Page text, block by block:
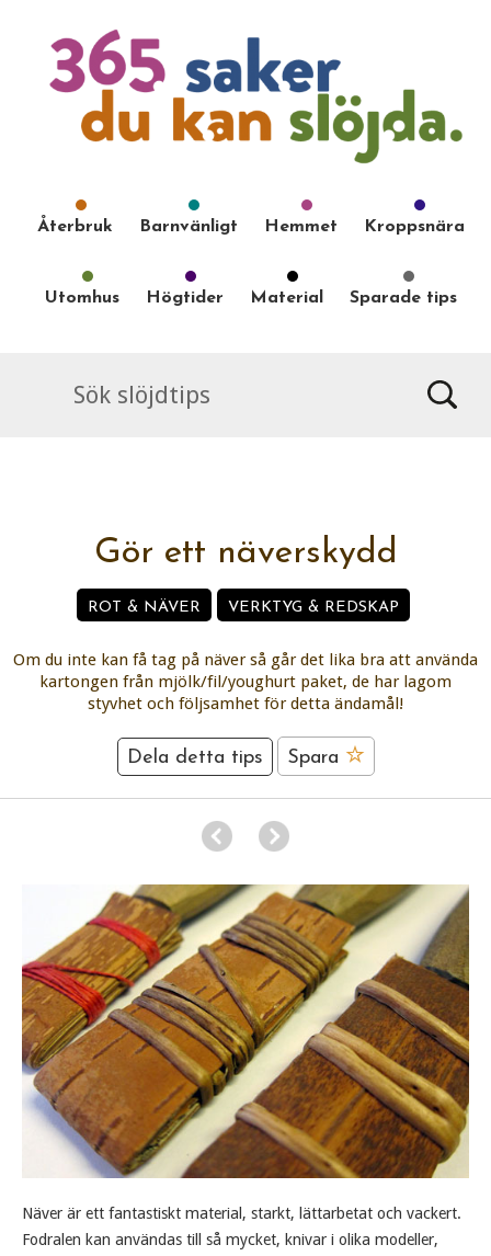
Återbruk Barnvänligt Hemmet Kroppsnära
Utomhus Högtider Material Sparade tips
Gör ett näverskydd
ROT & NÄVER VERKTYG & REDSKAP
Om du inte kan få tag på näver så går det lika bra att använda
kartongen från mjölk/fil/youghurt paket, de har lagom
styvhet och följsamhet för detta ändamål!
Dela detta tips Spara
Näver är ett fantastiskt material, starkt, lättarbetat och vackert.
Fodralen kan användas till så mycket, knivar i olika modeller,